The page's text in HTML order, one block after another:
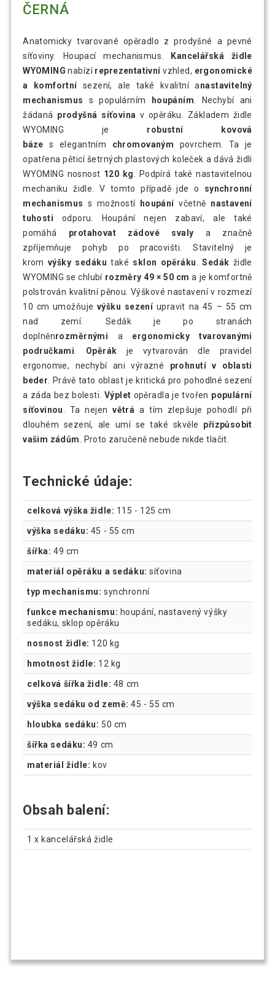
ČERNÁ
Anatomicky tvarované opěradlo z prodyšné a pevné
síťoviny. Houpací mechanismus.
Kancelářská židle
WYOMINGnabízíreprezentativnívzhled, ergonomické
a komfortnísezení, ale také kvalitní anastavitelný
mechanismus
s populárním houpáním. Nechybí ani
žádaná prodyšná síťovina v opěráku. Základem židle
WYOMING je robustní kovová
báze s elegantním chromovaným povrchem. Ta je
opatřena pěticí šetrných plastových koleček a dává židli
WYOMING nosnost 120 kg. Podpírá také nastavitelnou
mechaniku židle. V tomto případě jde o synchronní
mechanismus s možností houpánívčetně nastavení
tuhosti odporu. Houpání nejen zabaví, ale také
pomáhá protahovat zádové svaly a značně
zpříjemňuje pohyb po pracovišti. Stavitelný je
kromvýšky sedáku také sklon opěráku.Sedák židle
WYOMING se chlubí rozměry 49 × 50 cm a je komfortně
polstrován kvalitní pěnou. Výškové nastavení v rozmezí
10 cm umožňujevýšku sezeníupravit na 45 – 55 cm
nad zemí. Sedák je po stranách
doplněnrozměrnými a ergonomicky tvarovanými
područkami. Opěrák je vytvarován dle pravidel
ergonomie, nechybí ani výrazné prohnutí v oblasti
beder. Právě tato oblast je kritická pro pohodlné sezení
a záda bez bolesti. Výplet opěradla je tvořen populární
síťovinou. Ta nejenvětrá a tím zlepšuje pohodlí při
dlouhém sezení, ale umí se také skvěle přizpůsobit
vašim zádům. Proto zaručeně nebude nikde tlačit.
Technické údaje:
celková výška židle: 115 - 125 cm
výška sedáku: 45 - 55 cm
šířka: 49 cm
materiál opěráku a sedáku: síťovina
typ mechanismu: synchronní
funkce mechanismu: houpání, nastavený výšky
sedáku, sklop opěráku
nosnost židle: 120 kg
hmotnost židle: 12 kg
celková šířka židle: 48 cm
výška sedáku od země: 45 - 55 cm
hloubka sedáku: 50 cm
šířka sedáku: 49 cm
materiál židle: kov
Obsah balení:
1 x kancelářská židle